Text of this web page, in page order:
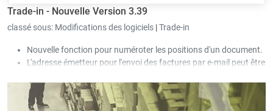
Trade-in - Nouvelle Version 3.39
classé sous: Modifications des logiciels |Trade-in
Nouvelle fonction pour numéroter les positions d'un document.
L'adresse émetteur pour l'envoi des factures par e-mail peut être